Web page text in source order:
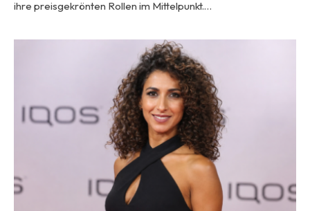
ihre preisgekrönten Rollen im Mittelpunkt.…